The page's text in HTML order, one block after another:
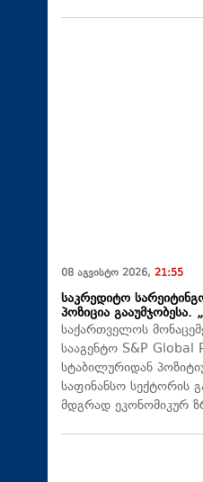
08 აგვისტო 2026, 21:55
საკრედიტო
პოზიცია გააუმჯობესა.
საქართველოს
სააგენტო S&P Global
სტაბილურიდან
საფინანსო სექტორის
მდგრად ეკონომიკურ